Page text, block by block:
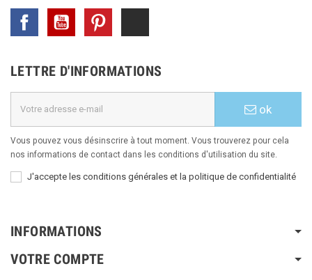
Facebook YouTube
LETTRE D'INFORMATIONS
ok
Vous pouvez vous désinscrire à tout moment. Vous trouverez pour cela
nos informations de contact dans les conditions d'utilisation du site.
J'accepte les conditions générales et la politique de confidentialité
INFORMATIONS
VOTRE COMPTE